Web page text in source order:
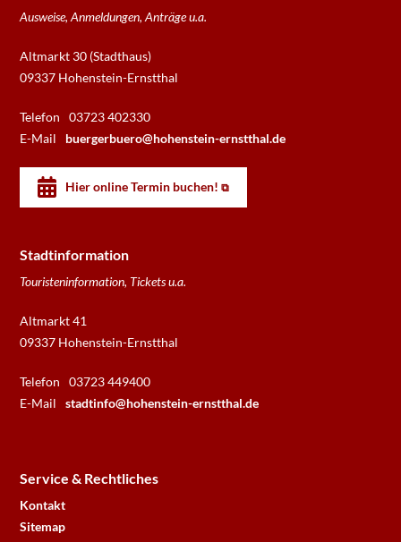
Ausweise, Anmeldungen, Anträge u.a.
Altmarkt 30 (Stadthaus)
09337 Hohenstein-Ernstthal
Telefon
03723 402330
E-Mail
buergerbuero@hohenstein-ernstthal.de
Hier online Termin buchen!
Stadtinformation
Touristeninformation, Tickets u.a.
Altmarkt 41
09337 Hohenstein-Ernstthal
Telefon
03723 449400
E-Mail
stadtinfo@hohenstein-ernstthal.de
Service & Rechtliches
Kontakt
Sitemap